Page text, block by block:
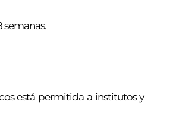
semanas.
está permitida a institutos y